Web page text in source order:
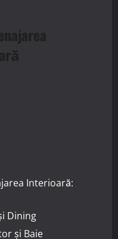
Interioară:
Dining
și Baie